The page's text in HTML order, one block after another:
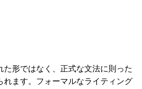
た形ではなく、正式な文法に則った
れます。フォーマルなライティング